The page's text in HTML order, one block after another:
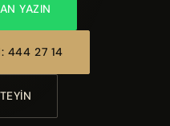
YAZIN
444 27 14